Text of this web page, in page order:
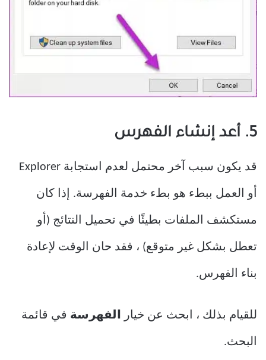
5. أعد إنشاء الفهرس
قد يكون سبب آخر محتمل لعدم استجابة Explorer
أو العمل ببطء هو بطء خدمة الفهرسة. إذا كان
مستكشف الملفات بطيئًا في تحميل النتائج (أو
تعطل بشكل غير متوقع) ، فقد حان الوقت لإعادة
بناء الفهرس.
للقيام بذلك ، ابحث عن خيار الفهرسة في قائمة
البحث.